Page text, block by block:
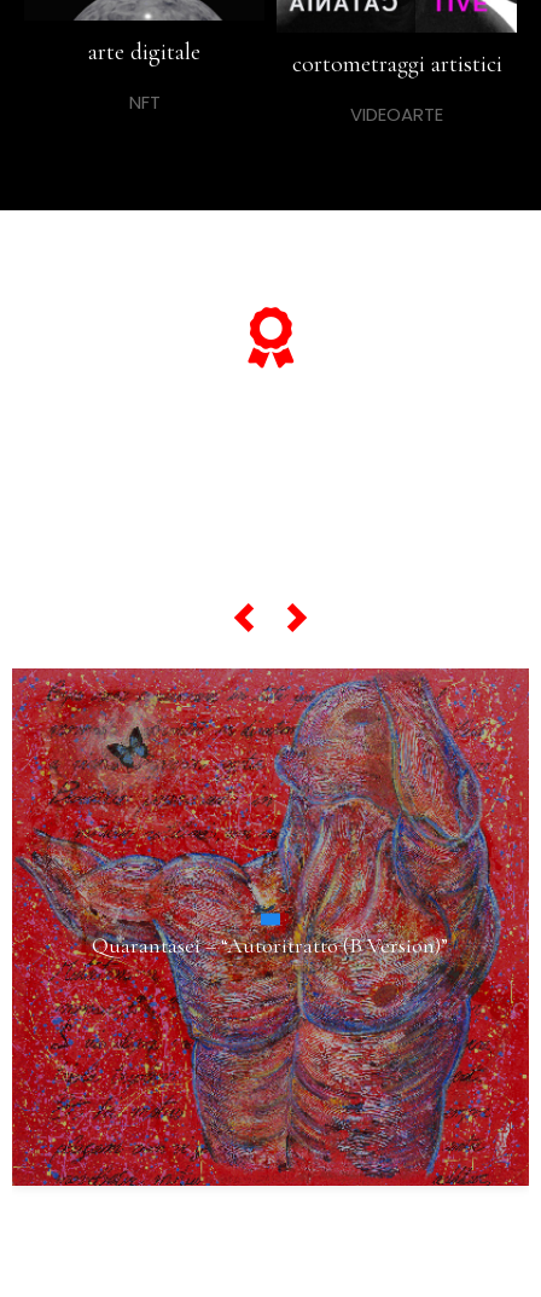
arte digitale
NFT
cortometraggi artistici
VIDEOARTE
Quarantasei – “Autoritratto (B Version)”